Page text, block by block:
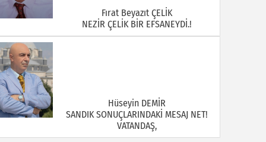
Fırat Beyazıt ÇELİK
NEZİR ÇELİK BİR EFSANEYDİ.!
Hüseyin DEMİR
SANDIK SONUÇLARINDAKİ MESAJ NET!
VATANDAŞ,